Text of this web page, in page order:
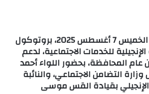
وقّع اللواء الدكتور عبد الفتاح سراج، محافظ سوهاج، اليوم الخميس 7 أغسطس 2025، بروتوكول
للخدمات الاجتماعية، لدعم
المحافظة، بحضور اللواء أحمد
التضامن الاجتماعي، والنائبة
بقيادة القس موسى